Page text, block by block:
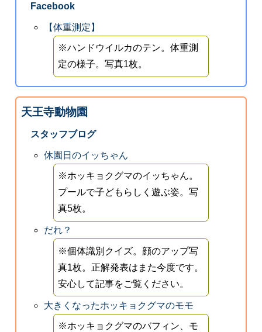
Facebook
【体重測定】
※ハンドウイルカのテン。体重測
定の様子。写真1枚。
天王寺動物園
スタッフブログ
休園日のイッちゃん
※ホッキョクグマのイッちゃん。
プールで子どもらしく遊ぶ姿。写
真5枚。
だれ？
※個体識別クイズ。顔のアップ写
真1枚。正解発表はまた今度です。
安心して記事をご覧ください。
大きくなったホッキョクグマのモモ
※ホッキョクグマのバフィン、モ